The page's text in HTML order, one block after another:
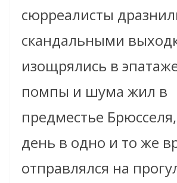
сюрреалисты
скандальными
изощрялись в
помпы и шума жил в
предместье
день в одно и то же
отправлялся на